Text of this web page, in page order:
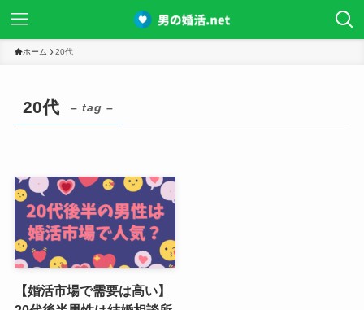
ホーム 20代
20代 – tag –
【婚活市場で需要は高い】